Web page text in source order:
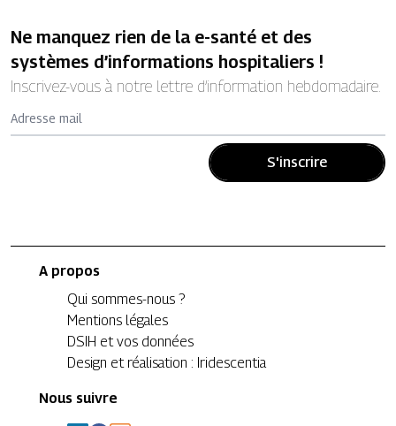
Ne manquez rien de la e-santé et des
systèmes d’informations hospitaliers !
Inscrivez-vous à notre lettre d’information hebdomadaire.
Adresse mail
S'inscrire
A propos
Qui sommes-nous ?
Mentions légales
DSIH et vos données
Design et réalisation : Iridescentia
Nous suivre